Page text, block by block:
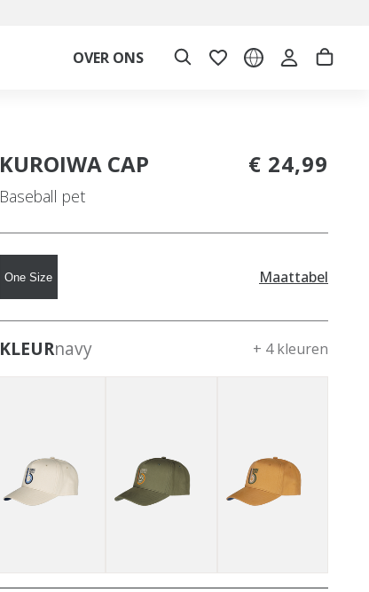
OVER ONS
KUROIWA CAP
Baseball pet
€ 24,99
One Size Maattabel
KLEURnavy + 4 kleuren